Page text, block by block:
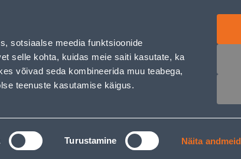
sotsiaalse meedia funktsioonide
selle kohta, kuidas meie saiti kasutate, ka
võivad seda kombineerida muu teabega,
teenuste kasutamise käigus.
Turustamine Näita andmeid
Logi sisse
JÄRELMAKS